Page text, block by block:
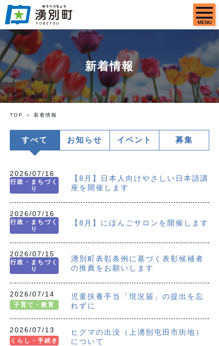
MENU
新着情報
TOP 新着情報
すべて お知らせ イベント 募集
2026/07/16
行政・まちづく
り
【8月】日本人向けやさしい日本語講
座を開催します
2026/07/16
行政・まちづく
り
【8月】にほんごサロンを開催します
2026/07/15
行政・まちづく
り
湧別町表彰条例に基づく表彰候補者
の推薦をお願いします
2026/07/14
子育て・教育
児童扶養手当「現況届」の提出を忘
れずに
2026/07/13
くらし・手続き
ヒグマの出没（上湧別屯田市街地）
について